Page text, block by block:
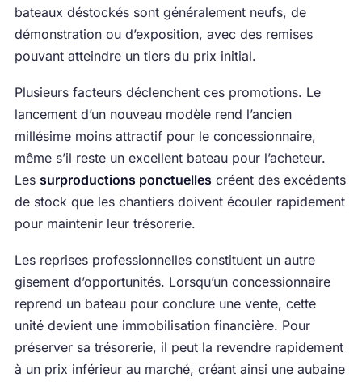
bateaux déstockés sont généralement neufs, de
démonstration ou d’exposition, avec des remises
pouvant atteindre un tiers du prix initial.
Plusieurs facteurs déclenchent ces promotions. Le
lancement d’un nouveau modèle rend l’ancien
millésime moins attractif pour le concessionnaire,
même s’il reste un excellent bateau pour l’acheteur.
Les surproductions ponctuelles créent des excédents
de stock que les chantiers doivent écouler rapidement
pour maintenir leur trésorerie.
Les reprises professionnelles constituent un autre
gisement d’opportunités. Lorsqu’un concessionnaire
reprend un bateau pour conclure une vente, cette
unité devient une immobilisation financière. Pour
préserver sa trésorerie, il peut la revendre rapidement
à un prix inférieur au marché, créant ainsi une aubaine